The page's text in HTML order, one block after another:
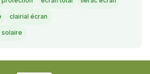
clairial écran
solaire